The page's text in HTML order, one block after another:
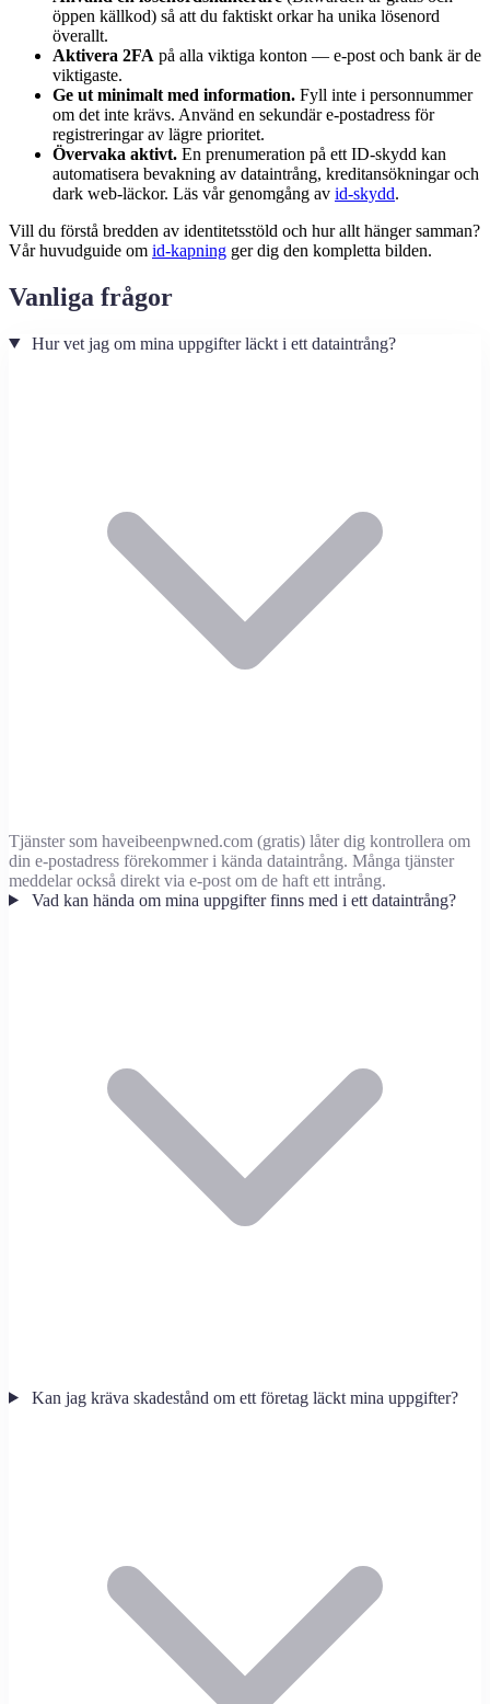
öppen källkod) så att du faktiskt orkar ha unika lösenord
överallt.
Aktivera 2FA på alla viktiga konton — e-post och bank är de
viktigaste.
Ge ut minimalt med information. Fyll inte i personnummer
om det inte krävs. Använd en sekundär e-postadress för
registreringar av lägre prioritet.
Övervaka aktivt. En prenumeration på ett ID-skydd kan
automatisera bevakning av dataintrång, kreditansökningar och
dark web-läckor. Läs vår genomgång av id-skydd.
Vill du förstå bredden av identitetsstöld och hur allt hänger samman?
Vår huvudguide om id-kapning ger dig den kompletta bilden.
Vanliga frågor
Hur vet jag om mina uppgifter läckt i ett dataintrång?
Tjänster som haveibeenpwned.com (gratis) låter dig kontrollera om
din e-postadress förekommer i kända dataintrång. Många tjänster
meddelar också direkt via e-post om de haft ett intrång.
Vad kan hända om mina uppgifter finns med i ett dataintrång?
Kan jag kräva skadestånd om ett företag läckt mina uppgifter?